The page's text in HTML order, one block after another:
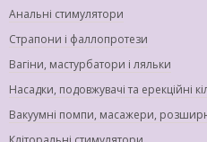
Анальні стимулятори
Страпони і фаллопротези
Вагіни, мастурбатори і ляльки
Насадки, подовжувачі та ерекційні
Вакуумні помпи, масажери,